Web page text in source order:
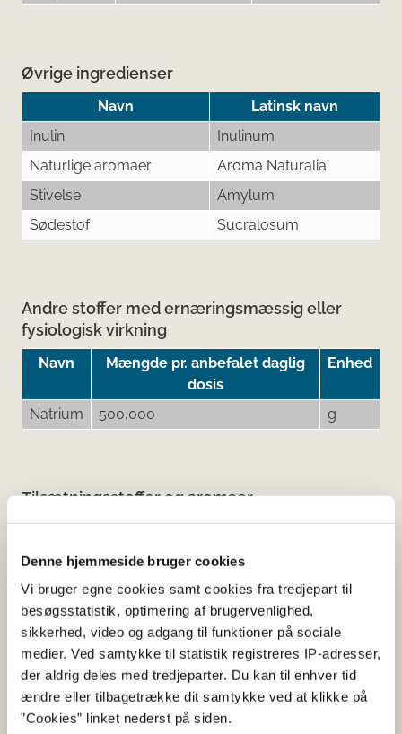
Denne hjemmeside bruger cookies
Vi bruger egne cookies samt cookies fra tredjepart til
besøgsstatistik, optimering af brugervenlighed,
sikkerhed, video og adgang til funktioner på sociale
medier. Ved samtykke til statistik registreres IP-adresser,
der aldrig deles med tredjeparter. Du kan til enhver tid
ændre eller tilbagetrække dit samtykke ved at klikke på
”Cookies” linket nederst på siden.
Øvrige ingredienser
Navn
Latinsk navn
Inulin
Inulinum
Naturlige aromaer
Aroma Naturalia
Stivelse
Amylum
Sødestof
Sucralosum
Andre stoffer med ernæringsmæssig eller
fysiologisk virkning
Navn
Mængde pr. anbefalet daglig
dosis
Enhed
Natrium 500,000 g
Tilsætningsstoffer og aromaer
Citronsyre
Syre
Natriumcarbonater
Surhedsregulerende middel
Naturlige aromaer
Aroma
Sorbitol
Fugtighedsbevarende middel
Sucralose
Sødestof